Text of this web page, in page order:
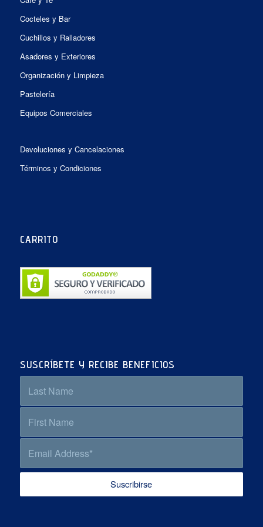
Cocteles y Bar
Cuchillos y Ralladores
Asadores y Exteriores
Organización y Limpieza
Pastelería
Equipos Comerciales
Devoluciones y Cancelaciones
Términos y Condiciones
CARRITO
SUSCRÍBETE Y RECIBE BENEFICIOS